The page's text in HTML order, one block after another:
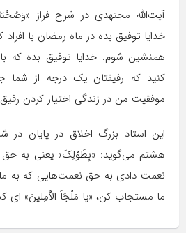
آیت‌الله مجتهدی در شرح فراز
خدایا توفیق بده در ماه رمضان با افراد
همنشین شوم. خدایا توفیق بده که
کنید که رفیقتان یک درجه از شما
موفقیت من در زندگی اختیار کردن
این استاد بزرگ اخلاق در پایان در
هشتم می‌گوید: «بِطَوْلِکَ» یعنی به حق
نعمت دادی به حق نعمت‌هایی که به ما
ما مستجاب کن، «یا مَلْجَاَ الاْمِلینَ» ای